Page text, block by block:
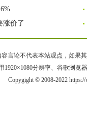
涨价了
言论不代表本站观点，如果
1920×1080分辨率、谷歌浏览
Copygight © 2008-2022